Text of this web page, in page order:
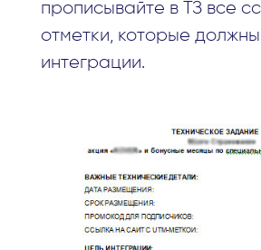
прописывайте в ТЗ все
отметки, которые должны
интеграции.